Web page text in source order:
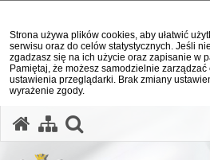
Strona używa plików cookies, aby ułatwić
serwisu oraz do celów statystycznych. Jeśli
zgadzasz się na ich użycie oraz zapisanie w
Pamiętaj, że możesz samodzielnie
ustawienia przeglądarki. Brak zmiany
wyrażenie zgody.